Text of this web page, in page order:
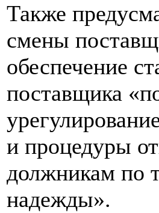
Также
смены
обеспечение
поставщика
и процедуры
должникам по
надежды».